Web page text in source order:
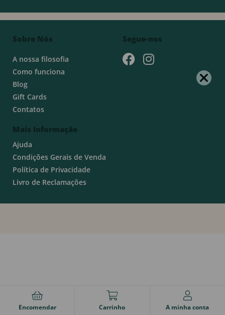
Sobre Nós
A nossa filosofia
Como funciona
Blog
Gift Cards
Contatos
Mais Informação
Ajuda
Condições Gerais de Venda
Política de Privacidade
Livro de Reclamações
Segue-nos
Encomendar Carrinho A minha conta